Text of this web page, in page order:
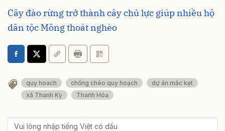
Cây đào rừng trở thành cây chủ lực giúp nhiều hộ
dân tộc Mông thoát nghèo
quy hoach chồng chéo quy hoạch
dự án mắc kẹt
xã Thanh Kỳ
Thanh Hóa